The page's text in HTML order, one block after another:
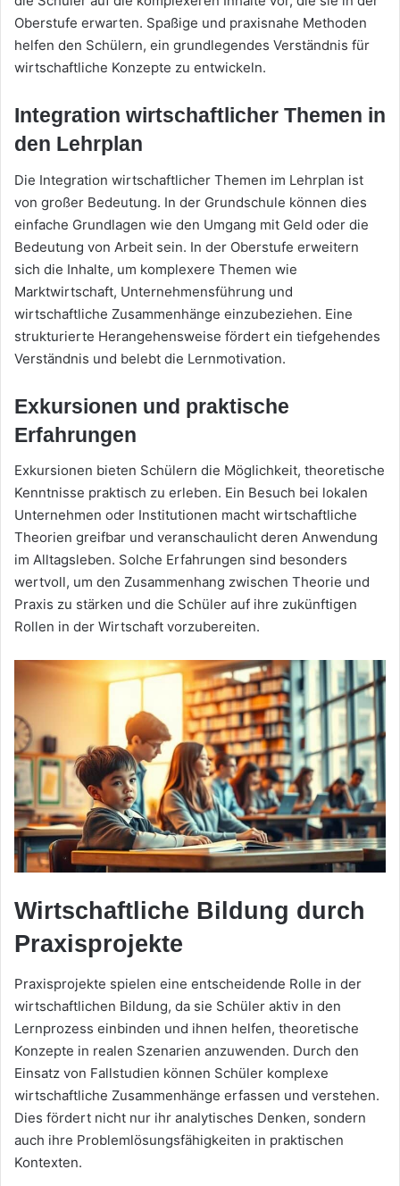
Oberstufe erwarten. Spaßige und praxisnahe Methoden
helfen den Schülern, ein grundlegendes Verständnis für
wirtschaftliche Konzepte zu entwickeln.
Integration wirtschaftlicher Themen in
den Lehrplan
Die Integration wirtschaftlicher Themen im Lehrplan ist
von großer Bedeutung. In der Grundschule können dies
einfache Grundlagen wie den Umgang mit Geld oder die
Bedeutung von Arbeit sein. In der Oberstufe erweitern
sich die Inhalte, um komplexere Themen wie
Marktwirtschaft, Unternehmensführung und
wirtschaftliche Zusammenhänge einzubeziehen. Eine
strukturierte Herangehensweise fördert ein tiefgehendes
Verständnis und belebt die Lernmotivation.
Exkursionen und praktische
Erfahrungen
Exkursionen bieten Schülern die Möglichkeit, theoretische
Kenntnisse praktisch zu erleben. Ein Besuch bei lokalen
Unternehmen oder Institutionen macht wirtschaftliche
Theorien greifbar und veranschaulicht deren Anwendung
im Alltagsleben. Solche Erfahrungen sind besonders
wertvoll, um den Zusammenhang zwischen Theorie und
Praxis zu stärken und die Schüler auf ihre zukünftigen
Rollen in der Wirtschaft vorzubereiten.
Wirtschaftliche Bildung durch
Praxisprojekte
Praxisprojekte spielen eine entscheidende Rolle in der
wirtschaftlichen Bildung, da sie Schüler aktiv in den
Lernprozess einbinden und ihnen helfen, theoretische
Konzepte in realen Szenarien anzuwenden. Durch den
Einsatz von Fallstudien können Schüler komplexe
wirtschaftliche Zusammenhänge erfassen und verstehen.
Dies fördert nicht nur ihr analytisches Denken, sondern
auch ihre Problemlösungsfähigkeiten in praktischen
Kontexten.